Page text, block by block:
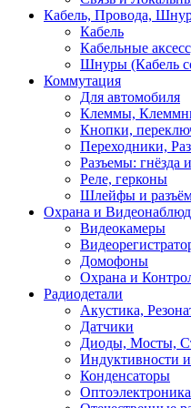
Кабель, Провода,
Кабель
Кабельные
Шнуры (Кабель
Коммутация
Для автомобиля
Клеммы,
Кнопки,
Переходники,
Разъемы: гнёзда
Реле, герконы
Шлейфы и
Охрана и
Видеокамеры
Домофоны
Охрана и
Радиодетали
Акустика,
Датчики
Диоды, Мосты,
Индуктивности
Конденсаторы
Оптоэлектроника